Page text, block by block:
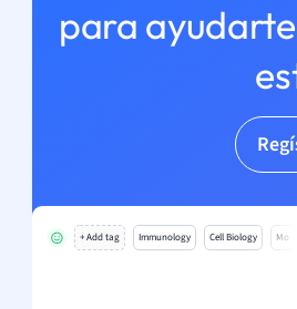
para
+ Add tag Immunology Cell Biology Mo